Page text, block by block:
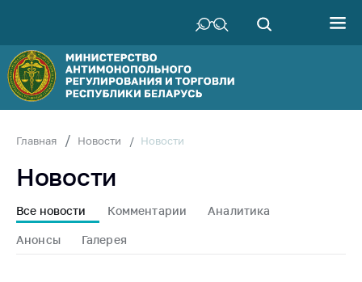
Руководство
Структура
Министерства
Территориальные
Законодательство
Антикоррупционная
деятельность
Главная Новости Новости
Новости
Все новости Комментарии Аналитика
Анонсы Галерея